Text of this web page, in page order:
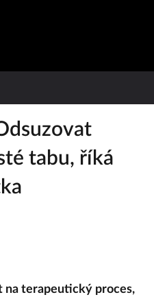
tabu, říká
na terapeutický proces,